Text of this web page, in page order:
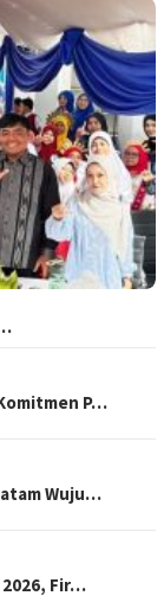
P…
Wuju…
2026, Fir…